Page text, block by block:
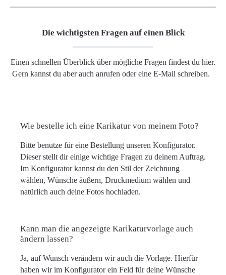
Die wichtigsten Fragen auf einen Blick
Einen schnellen Überblick über mögliche Fragen findest du hier.
Gern kannst du aber auch anrufen oder eine E-Mail schreiben.
Wie bestelle ich eine Karikatur von meinem Foto?
Bitte benutze für eine Bestellung unseren Konfigurator.
Dieser stellt dir einige wichtige Fragen zu deinem Auftrag.
Im Konfigurator kannst du den Stil der Zeichnung
wählen, Wünsche äußern, Druckmedium wählen und
natürlich auch deine Fotos hochladen.
Kann man die angezeigte Karikaturvorlage auch
ändern lassen?
Ja, auf Wunsch verändern wir auch die Vorlage. Hierfür
haben wir im Konfigurator ein Feld für deine Wünsche